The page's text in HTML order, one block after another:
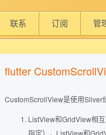
联系 订阅 管
flutter
CustomScrollView是使用Sliver
ListView和GridView相
指定），ListView和